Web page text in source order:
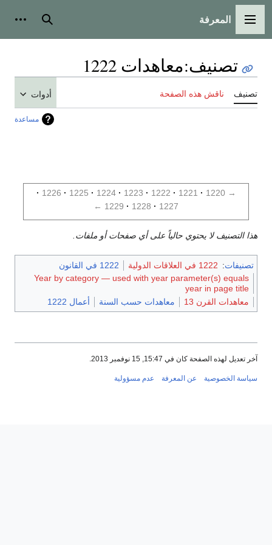
القائمة الرئيسية
المعرفة بحث
تصنيف:معاهدات 1222
تصنيف ناقش هذه الصفحة أدوات
مساعدة
→
1220
1221
1222
1223
1224
1225
1226
1227
1228
1229
←
هذا التصنيف لا يحتوي حالياً على أي صفحات أو ملفات.
تصنيفات: 1222 في العلاقات الدولية
1222 في القانون
Year by category — used with year parameter(s) equals
year in page title
معاهدات القرن 13
معاهدات حسب السنة أعمال 1222
آخر تعديل لهذه الصفحة كان في 15:47, 15 نوفمبر 2013.
سياسة الخصوصية عن المعرفة عدم مسؤولية